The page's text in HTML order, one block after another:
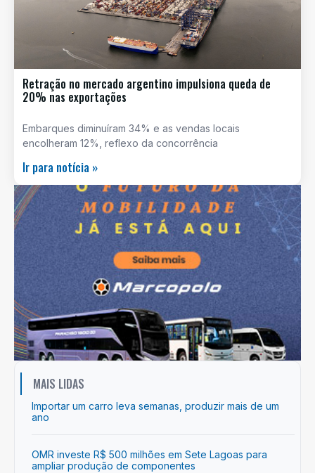
Retração no mercado argentino impulsiona queda de
20% nas exportações
Embarques diminuíram 34% e as vendas locais
encolheram 12%, reflexo da concorrência
Ir para notícia »
MAIS LIDAS
Importar um carro leva semanas, produzir mais de um
ano
OMR investe R$ 500 milhões em Sete Lagoas para
ampliar produção de componentes